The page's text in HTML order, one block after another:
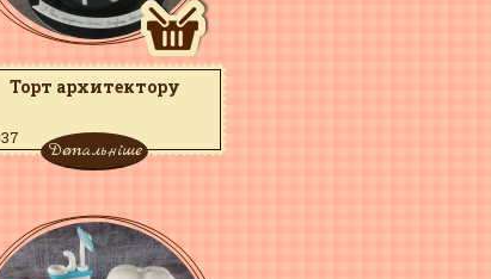
Торт архитектору
Детальніше